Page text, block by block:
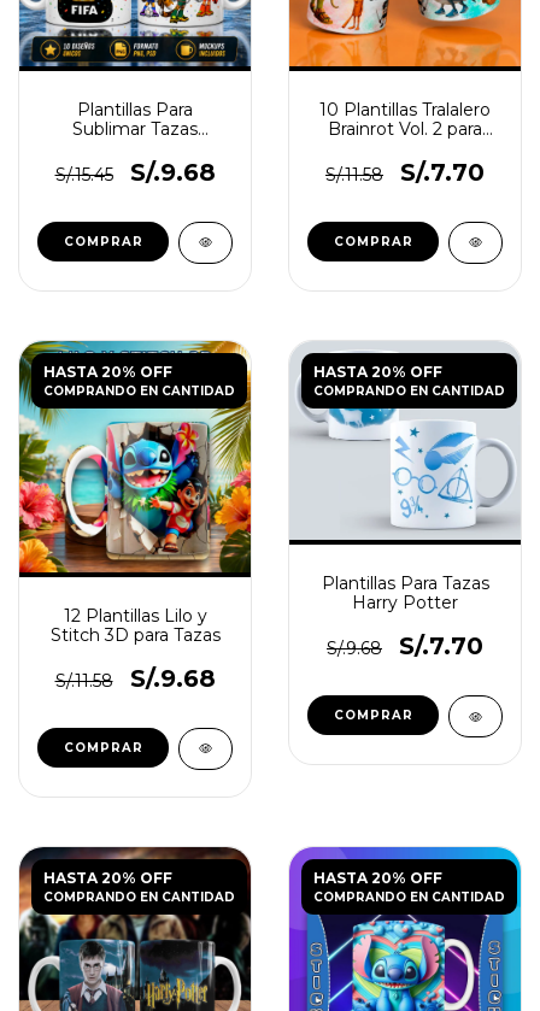
Plantillas Para
Sublimar Tazas
S/.15.45
S/.9.68
10 Plantillas Tralalero
Brainrot Vol. 2 para
S/.11.58
S/.7.70
HASTA 20% OFF
COMPRANDO EN CANTIDAD
12 Plantillas Lilo y
Stitch 3D para Tazas
S/.11.58 S/.9.68
HASTA 20% OFF
COMPRANDO EN CANTIDAD
Plantillas Para Tazas
Harry Potter
S/.9.68 S/.7.70
HASTA 20% OFF
COMPRANDO EN CANTIDAD
HASTA 20% OFF
COMPRANDO EN CANTIDAD